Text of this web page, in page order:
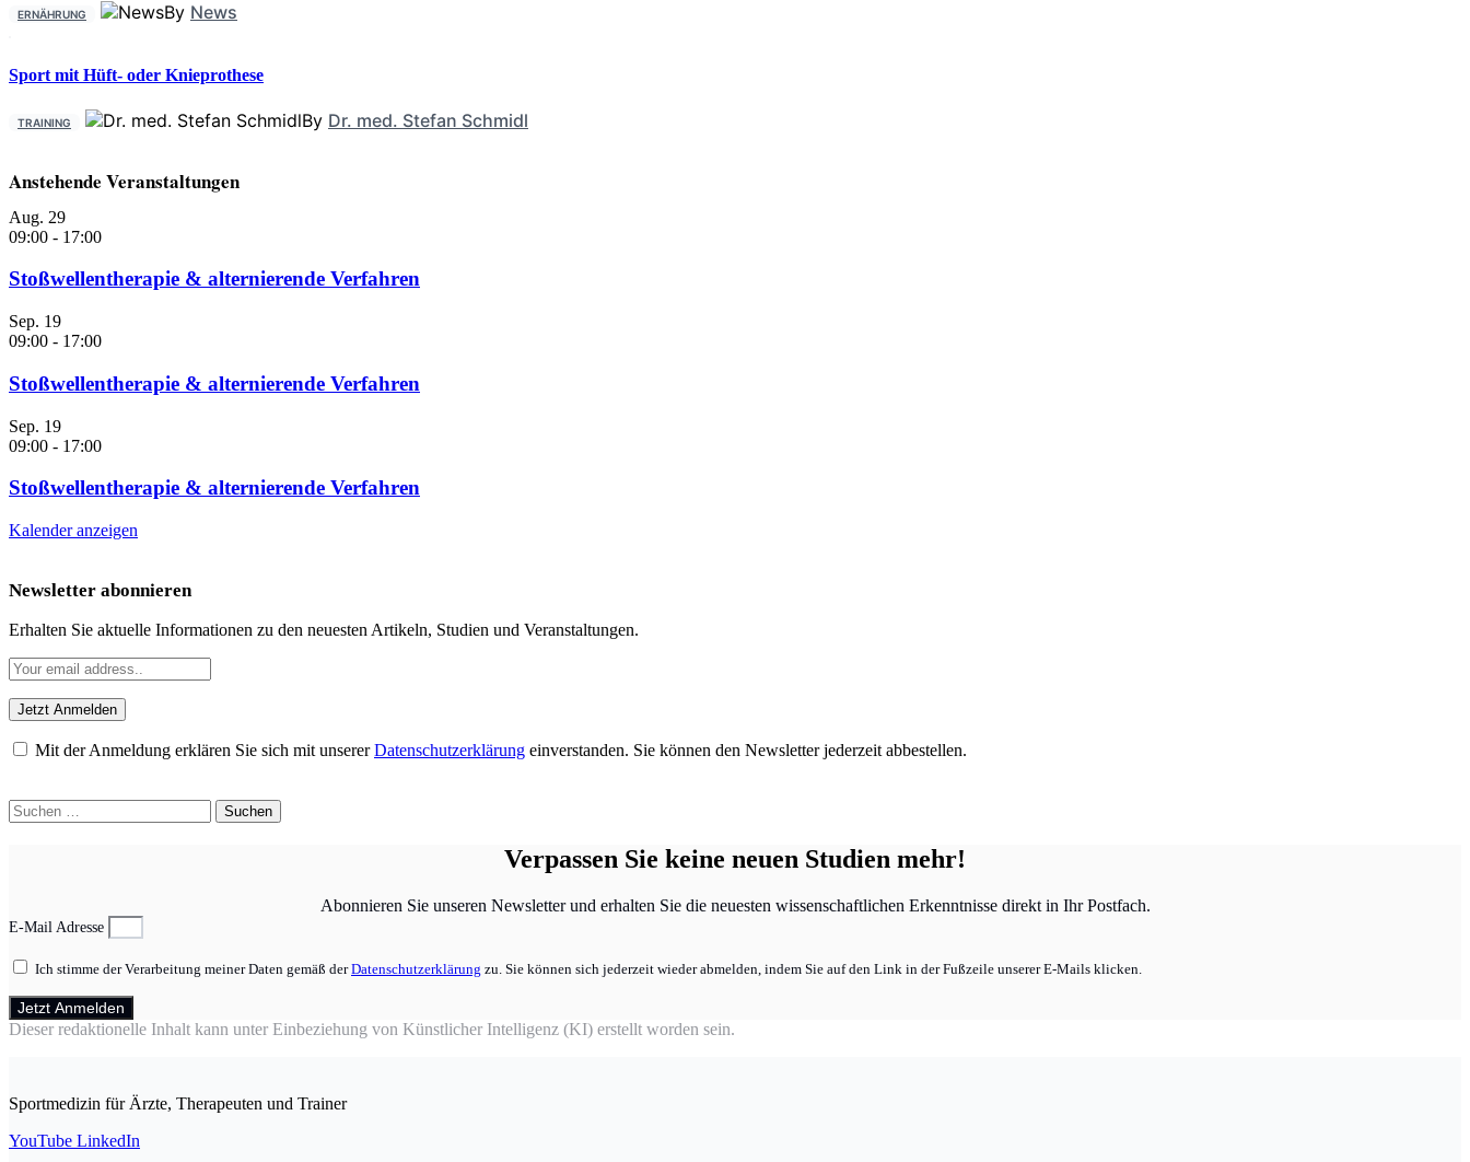
ERNÄHRUNG By News
Sport mit Hüft- oder Knieprothese
TRAINING By Dr. med. Stefan Schmidl
Anstehende Veranstaltungen
Aug. 29
09:00 - 17:00
Stoßwellentherapie & alternierende Verfahren
Sep. 19
09:00 - 17:00
Stoßwellentherapie & alternierende Verfahren
Sep. 19
09:00 - 17:00
Stoßwellentherapie & alternierende Verfahren
Kalender anzeigen
Newsletter abonnieren
Erhalten Sie aktuelle Informationen zu den neuesten Artikeln, Studien und Veranstaltungen.
Mit der Anmeldung erklären Sie sich mit unsererDatenschutzerklärung einverstanden. Sie können den Newsletter jederzeit abbestellen.
Suchen
nach:
Verpassen Sie keine neuen Studien mehr!
Abonnieren Sie unseren Newsletter und erhalten Sie die neuesten wissenschaftlichen Erkenntnisse direkt in Ihr Postfach.
E-Mail Adresse
Ich stimme der Verarbeitung meiner Daten gemäß derDatenschutzerklärung zu. Sie können sich jederzeit wieder abmelden, indem Sie auf den Link in der Fußzeile unserer E-Mails klicken.
Jetzt Anmelden
Dieser redaktionelle Inhalt kann unter Einbeziehung von Künstlicher Intelligenz (KI) erstellt worden sein.
Sportmedizin für Ärzte, Therapeuten und Trainer
YouTube LinkedIn